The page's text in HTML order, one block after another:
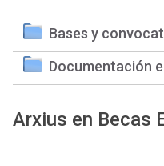
Bases y
Documentación
Arxius en Becas